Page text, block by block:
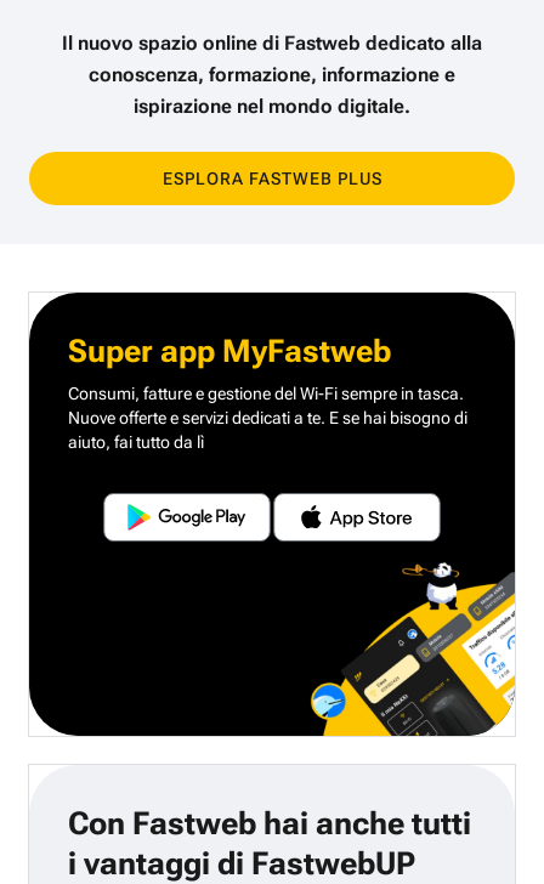
Il nuovo spazio online di Fastweb dedicato alla
conoscenza, formazione, informazione e
ispirazione nel mondo digitale.
ESPLORA FASTWEB PLUS
Super app MyFastweb
Consumi, fatture e gestione del Wi-Fi sempre in tasca.
Nuove offerte e servizi dedicati a te. E se hai bisogno di
aiuto, fai tutto da lì
Con Fastweb hai anche tutti
i vantaggi di FastwebUP